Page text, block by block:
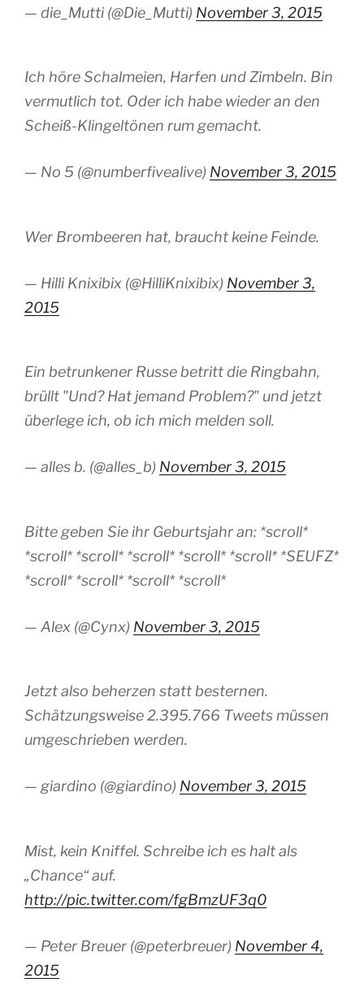
— die_Mutti (@Die_Mutti) November 3, 2015
Ich höre Schalmeien, Harfen und Zimbeln. Bin
vermutlich tot. Oder ich habe wieder an den
Scheiß-Klingeltönen rum gemacht.
— No 5 (@numberfivealive) November 3, 2015
Wer Brombeeren hat, braucht keine Feinde.
— Hilli Knixibix (@HilliKnixibix) November 3,
2015
Ein betrunkener Russe betritt die Ringbahn,
brüllt "Und? Hat jemand Problem?" und jetzt
überlege ich, ob ich mich melden soll.
— alles b. (@alles_b) November 3, 2015
Bitte geben Sie ihr Geburtsjahr an: *scroll*
*scroll* *scroll* *scroll* *scroll* *scroll* *SEUFZ*
*scroll* *scroll* *scroll* *scroll*
— Alex (@Cynx) November 3, 2015
Jetzt also beherzen statt besternen.
Schätzungsweise 2.395.766 Tweets müssen
umgeschrieben werden.
— giardino (@giardino) November 3, 2015
Mist, kein Kniffel. Schreibe ich es halt als
„Chance“ auf.
http://pic.twitter.com/fgBmzUF3q0
— Peter Breuer (@peterbreuer) November 4,
2015